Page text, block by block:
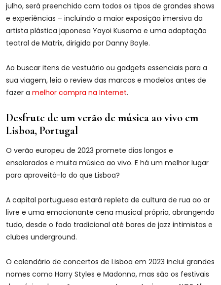
julho, será preenchido com todos os tipos de grandes shows
e experiências – incluindo a maior exposição imersiva da
artista plástica japonesa Yayoi Kusama e uma adaptação
teatral de Matrix, dirigida por Danny Boyle.
Ao buscar itens de vestuário ou gadgets essenciais para a
sua viagem, leia o review das marcas e modelos antes de
fazer a melhor compra na Internet.
Desfrute de um verão de música ao vivo em
Lisboa, Portugal
O verão europeu de 2023 promete dias longos e
ensolarados e muita música ao vivo. E há um melhor lugar
para aproveitá-lo do que Lisboa?
A capital portuguesa estará repleta de cultura de rua ao ar
livre e uma emocionante cena musical própria, abrangendo
tudo, desde o fado tradicional até bares de jazz intimistas e
clubes underground.
O calendário de concertos de Lisboa em 2023 inclui grandes
nomes como Harry Styles e Madonna, mas são os festivais